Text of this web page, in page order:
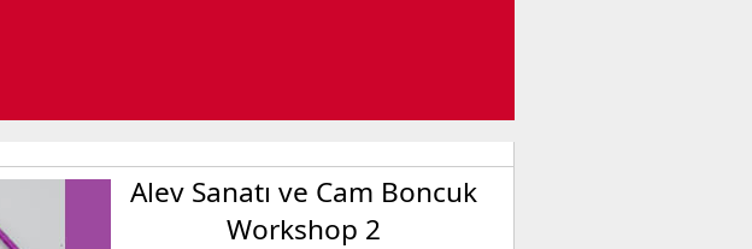
Alev Sanatı ve Cam Boncuk
Workshop 2